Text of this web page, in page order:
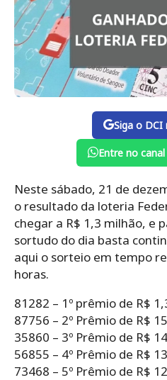
Siga o DCI
Entre no
Neste sábado, 21 de
o resultado da loteria
chegar a R$ 1,3 milhão, e
sortudo do dia basta
aqui o sorteio em tempo
horas.
81282 – 1º prêmio de R$
87756 – 2º Prêmio de R$
35860 – 3º Prêmio de R$
56855 – 4º Prêmio de R$
73468 – 5º Prêmio de R$